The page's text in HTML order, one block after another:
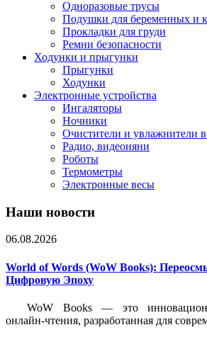
Одноразовые трусы
Подушки для беременных и
Прокладки для груди
Ремни безопасности
Ходунки и прыгунки
Прыгунки
Ходунки
Электронные устройства
Ингаляторы
Ночники
Очистители и увлажнители
Радио, видеоняни
Роботы
Термометры
Электронные весы
Наши новости
06.08.2026
World of Words (WoW Books):
Цифровую Эпоху
WoW Books — это
онлайн-чтения, разработанная для